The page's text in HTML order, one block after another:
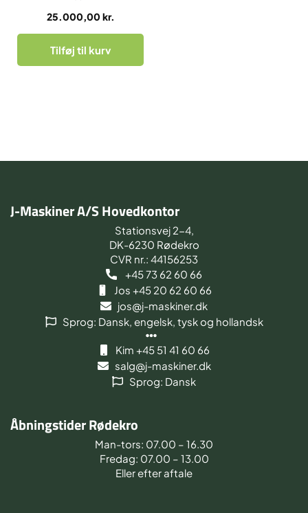
25.000,00 kr.
Tilføj til kurv
J-Maskiner A/S Hovedkontor
Stationsvej 2-4,
DK-6230 Rødekro
CVR nr.: 44156253
+45 73 62 60 66
Jos +45 20 62 60 66
jos@j-maskiner.dk
Sprog: Dansk, engelsk, tysk og hollandsk
Kim +45 51 41 60 66
salg@j-maskiner.dk
Sprog: Dansk
Åbningstider Rødekro
Man-tors: 07.00 – 16.30
Fredag: 07.00 – 13.00
Eller efter aftale